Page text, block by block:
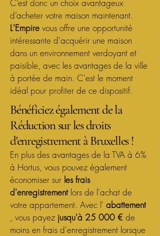
C’est donc un choix avantageux
d’acheter votre maison maintenant.
L'Empire vous offre une opportunité
intéressante d'acquérir une maison
dans un environnement verdoyant et
paisible, avec les avantages de la ville
à portée de main. C'est le moment
idéal pour profiter de ce dispositif.
Bénéficiez également de la
Réduction sur les droits
d'enregistrement à Bruxelles !
En plus des avantages de la TVA à 6%
à Hortus, vous pouvez également
économiser sur les frais
d'enregistrementlors de l'achat de
votre appartement. Avec l' abattement
, vous payez jusqu'à 25 000 € de
moins en frais d'enregistrement lorsque